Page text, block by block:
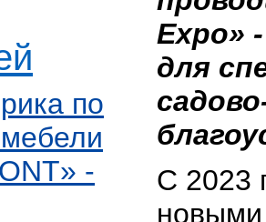
по
-
Expo»
для
С 2023